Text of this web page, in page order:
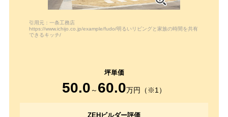
引用元：一条工務店
https://www.ichijo.co.jp/example/fudo/明るいリビングと家族の時間を共有
できるキッチ/
50.0 ～ 60.0万円（※1）